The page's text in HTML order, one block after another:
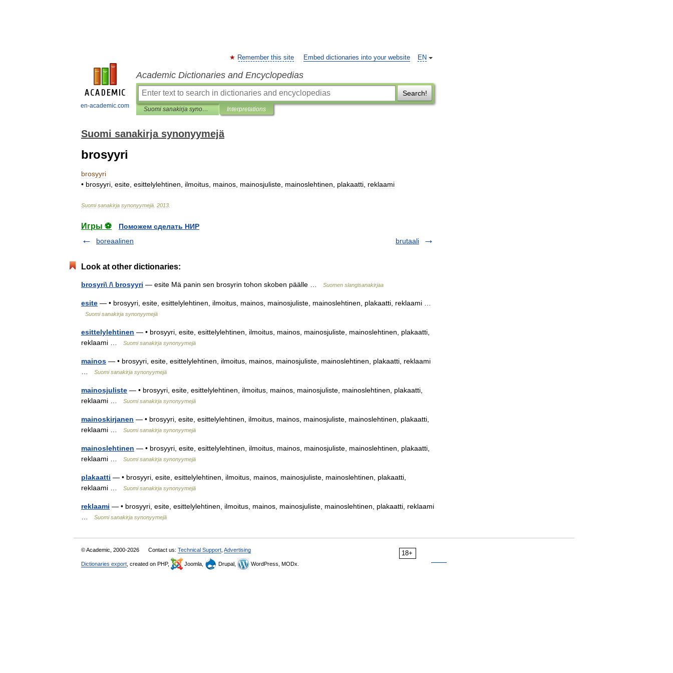
en-academic.com
EN
Remember this site Embed dictionaries into your website
Academic Dictionaries and Encyclopedias
Search!
Suomi sanakirja synonyymejä Interpretations
Suomi sanakirja synonyymejä
brosyyri
brosyyri
• brosyyri esite esittelylehtinen ilmoitus mainos mainosjuliste mainoslehtinen plakaatti reklaami
Suomi sanakirja synonyymejä 2013
Игры ⚽
Поможем сделать НИР
boreaalinen
brutaali
Look at other dictionaries:
brosyri\ /\ brosyyri — esite Mä panin sen brosyrin tohon skoben päälle … Suomen slangisanakirjaa
esite — • brosyyri, esite, esittelylehtinen, ilmoitus, mainos, mainosjuliste, mainoslehtinen, plakaatti, reklaami …
Suomi sanakirja synonyymejä
esittelylehtinen — • brosyyri, esite, esittelylehtinen, ilmoitus, mainos, mainosjuliste, mainoslehtinen, plakaatti,
reklaami …
Suomi sanakirja synonyymejä
mainos — • brosyyri, esite, esittelylehtinen, ilmoitus, mainos, mainosjuliste, mainoslehtinen, plakaatti, reklaami
Suomi sanakirja synonyymejä
mainosjuliste — • brosyyri, esite, esittelylehtinen, ilmoitus, mainos, mainosjuliste, mainoslehtinen, plakaatti,
reklaami …
Suomi sanakirja synonyymejä
mainoskirjanen — • brosyyri, esite, esittelylehtinen, ilmoitus, mainos, mainosjuliste, mainoslehtinen, plakaatti,
reklaami …
Suomi sanakirja synonyymejä
mainoslehtinen — • brosyyri, esite, esittelylehtinen, ilmoitus, mainos, mainosjuliste, mainoslehtinen, plakaatti,
reklaami …
Suomi sanakirja synonyymejä
plakaatti — • brosyyri, esite, esittelylehtinen, ilmoitus, mainos, mainosjuliste, mainoslehtinen, plakaatti,
reklaami …
Suomi sanakirja synonyymejä
reklaami — • brosyyri, esite, esittelylehtinen, ilmoitus, mainos, mainosjuliste, mainoslehtinen, plakaatti, reklaami
Suomi sanakirja synonyymejä
18+
© Academic, 2000-2026 Contact us: Technical Support Advertising
Dictionaries export , created on PHP, Joomla, Drupal, WordPress, MODx.